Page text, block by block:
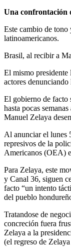
Una confrontación
Este cambio de tono
latinoamericanos.
Brasil, al recibir a
El mismo presidente
actores
El gobierno de facto
hasta pocas
Manuel Zelaya
Al anunciar el lunes
represivos de la
Americanos (OEA)
Para Zelaya, este
y Canal 36, siguen
facto “un intento
del pueblo
Tratandose de
concreción fuera
Zelaya a la
(el regreso de